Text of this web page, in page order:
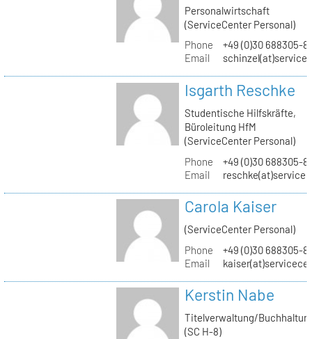
Personalwirtschaft
(ServiceCenter Personal)
Phone
+49 (0)30 688305-
Email
Isgarth Reschke
Studentische Hilfskräfte,
Büroleitung HfM
(ServiceCenter Personal)
Phone
+49 (0)30 688305-
Email
Carola Kaiser
(ServiceCenter Personal)
Phone
+49 (0)30 688305-
Email
Kerstin Nabe
Titelverwaltung/
(SC H-8)